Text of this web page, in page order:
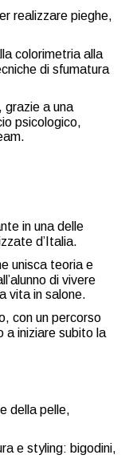
realizzare pieghe,
colorimetria alla
di sfumatura
grazie a una
psicologico,
in una delle
d’Italia.
unisca teoria e
di vivere
vita in salone.
con un percorso
a iniziare subito la
della pelle,
e styling: bigodini,